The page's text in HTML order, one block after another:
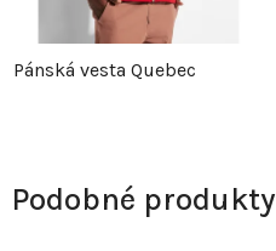
Pánská vesta Quebec
Podobné produkty